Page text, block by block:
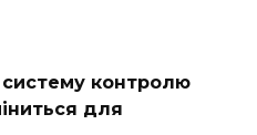
контролю
для